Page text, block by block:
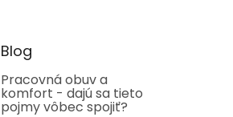
Blog
Pracovná obuv a
komfort - dajú sa tieto
pojmy vôbec spojiť?